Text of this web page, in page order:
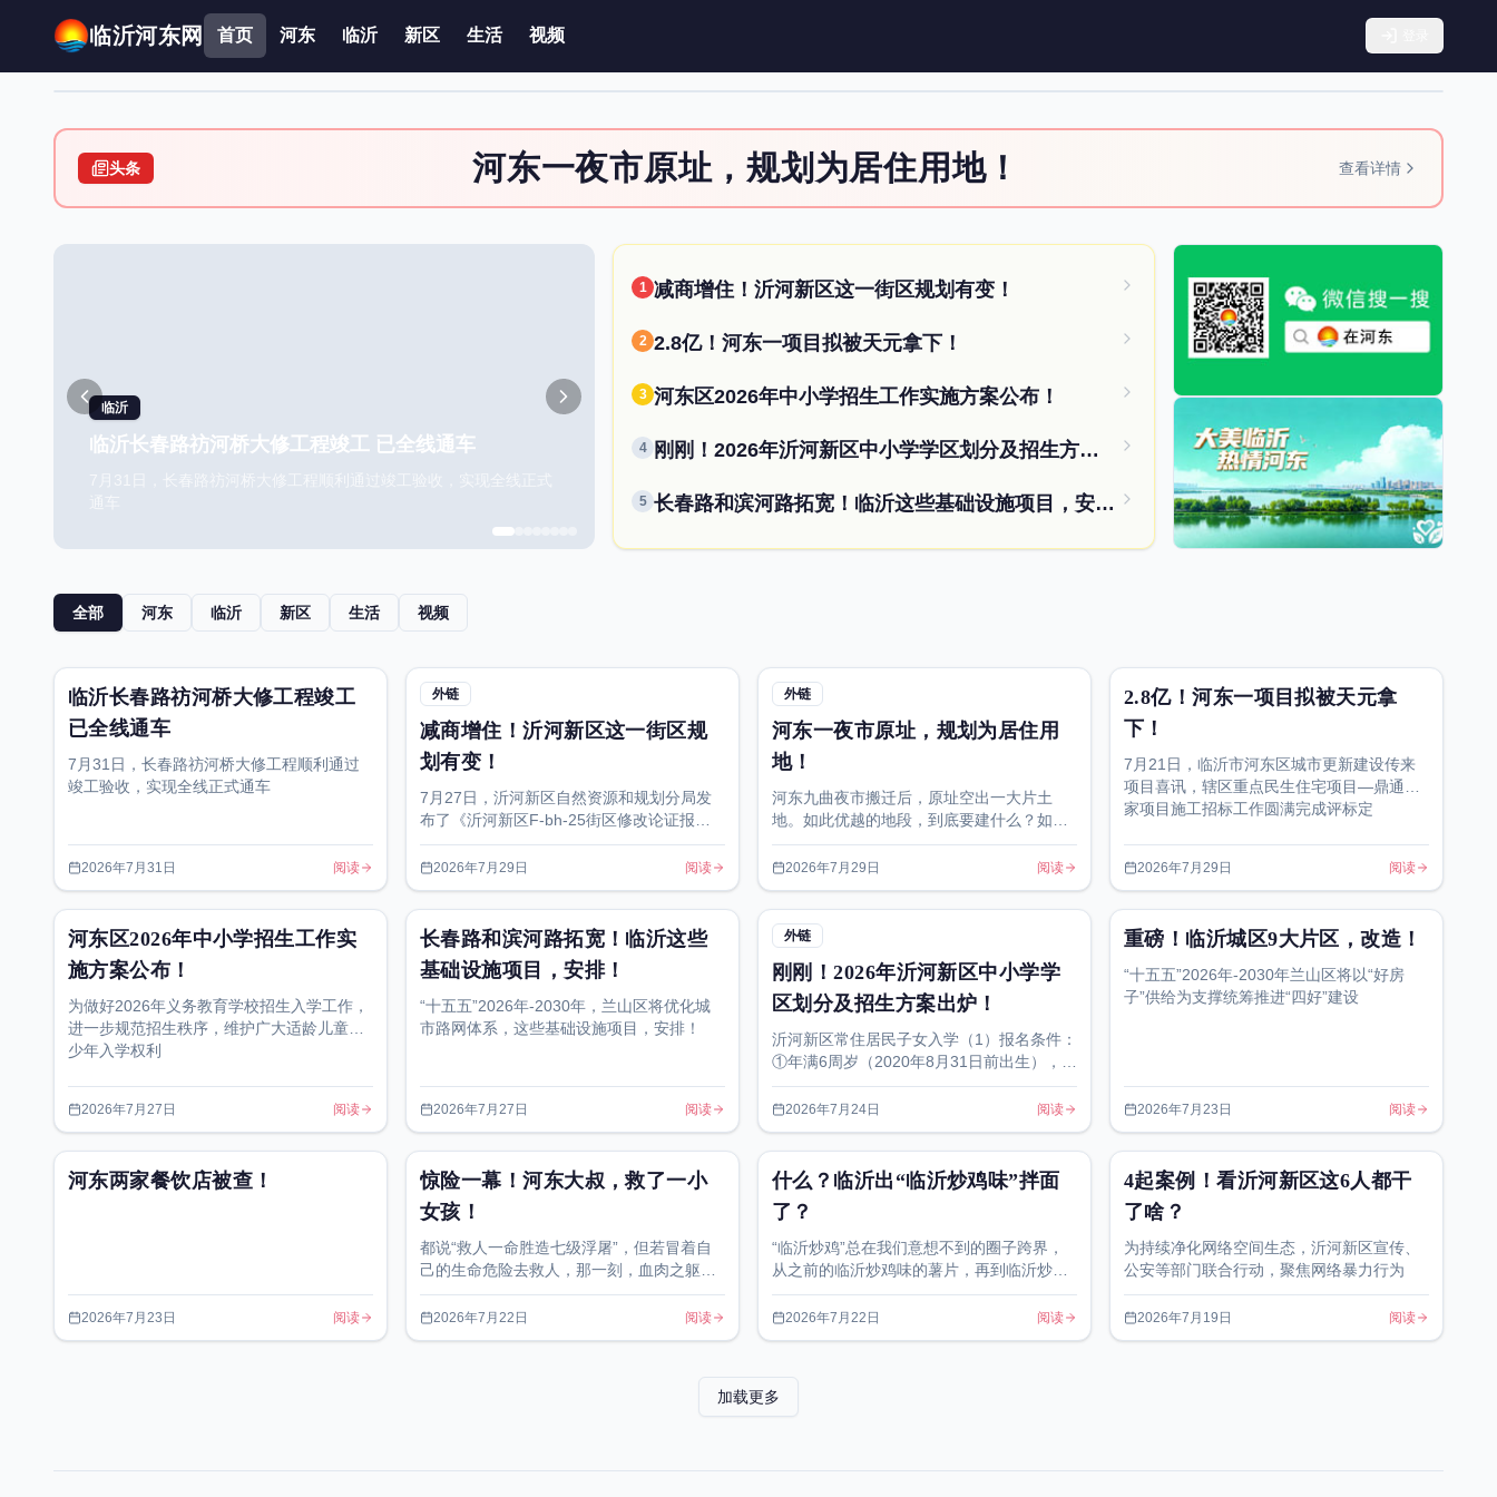
临沂河东网 首页 河东 临沂 新区 生活 视频
头条 河东一夜市原址，规划为居住用地！ 查看详情
临沂
临沂长春路祊河桥大修工程竣工 已全线通车
1 减商增住！沂河新区这一街区规划有变！
2 2.8亿！河东一项目拟被天元拿下！
3 河东区2026年中小学招生工作实施方案公布！
4 刚刚！2026年沂河新区中小学学区划分及招生方案出炉！
5 长春路和滨河路拓宽！临沂这些基础设施项目，安排！
全部 河东 临沂 新区 生活 视频
临沂长春路祊河桥大修工程竣工
已全线通车
7月31日，长春路祊河桥大修工程顺利通过
竣工验收，实现全线正式通车
2026年7月31日 阅读
外链
减商增住！沂河新区这一街区规
划有变！
7月27日，沂河新区自然资源和规划分局发
布了《沂河新区F-bh-25街区修改论证报
告、控制性详细规划修改及城市设计批前公
示》。
2026年7月29日 阅读
外链
河东一夜市原址，规划为居住用
地！
河东九曲夜市搬迁后，原址空出一大片土
地。如此优越的地段，到底要建什么？如何
利用？随着九曲夜市的成功搬迁，这也成为
周边群众热议的话题。
2026年7月29日 阅读
2.8亿！河东一项目拟被天元拿
下！
7月21日，临沂市河东区城市更新建设传来
项目喜讯，辖区重点民生住宅项目—鼎通世
家项目施工招标工作圆满完成评标定
2026年7月29日 阅读
河东区2026年中小学招生工作实
施方案公布！
为做好2026年义务教育学校招生入学工作，
进一步规范招生秩序，维护广大适龄儿童、
少年入学权利
2026年7月27日 阅读
长春路和滨河路拓宽！临沂这些
基础设施项目，安排！
“十五五”2026年-2030年，兰山区将优化城
市路网体系，这些基础设施项目，安排！
2026年7月27日 阅读
外链
刚刚！2026年沂河新区中小学学
区划分及招生方案出炉！
沂河新区常住居民子女入学（1）报名条件：
①年满6周岁（2020年8月31日前出生），且
尚未注册义务教育学籍。②身体健康，具备
基本学习能力。
2026年7月24日 阅读
重磅！临沂城区9大片区，改造！
“十五五”2026年-2030年兰山区将以“好房
子”供给为支撑统筹推进“四好”建设
2026年7月23日 阅读
河东两家餐饮店被查！
2026年7月23日 阅读
惊险一幕！河东大叔，救了一小
女孩！
都说“救人一命胜造七级浮屠”，但若冒着自
己的生命危险去救人，那一刻，血肉之躯已
重过千山万塔。
2026年7月22日 阅读
什么？临沂出“临沂炒鸡味”拌面
了？
“临沂炒鸡”总在我们意想不到的圈子跨界，
从之前的临沂炒鸡味的薯片，再到临沂炒鸡
味的香肠，如今临沂炒鸡又开始跨界
2026年7月22日 阅读
4起案例！看沂河新区这6人都干
了啥？
为持续净化网络空间生态，沂河新区宣传、
公安等部门联合行动，聚焦网络暴力行为
2026年7月19日 阅读
加载更多